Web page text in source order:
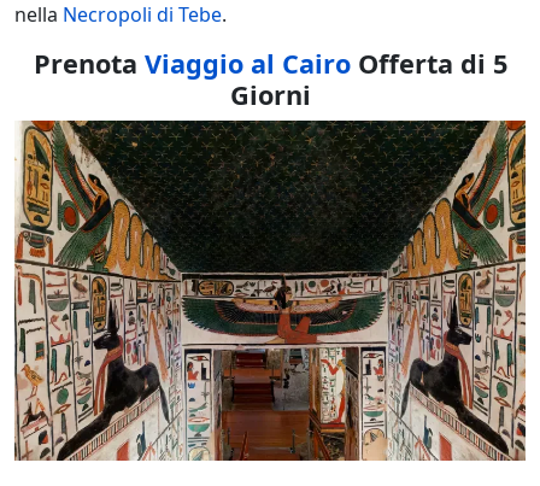
nella Necropoli di Tebe.
Prenota Viaggio al CairoOfferta di 5
Giorni